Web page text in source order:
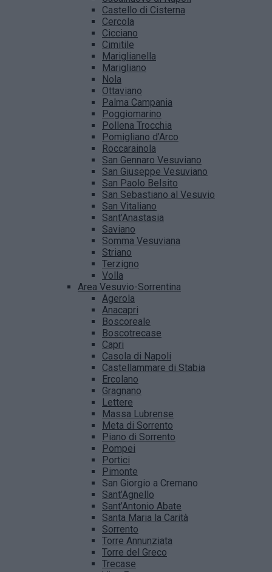
Castello di Cisterna
Cercola
Cicciano
Cimitile
Mariglianella
Marigliano
Nola
Ottaviano
Palma Campania
Poggiomarino
Pollena Trocchia
Pomigliano d’Arco
Roccarainola
San Gennaro Vesuviano
San Giuseppe Vesuviano
San Paolo Belsito
San Sebastiano al Vesuvio
San Vitaliano
Sant’Anastasia
Saviano
Somma Vesuviana
Striano
Terzigno
Volla
Area Vesuvio-Sorrentina
Agerola
Anacapri
Boscoreale
Boscotrecase
Capri
Casola di Napoli
Castellammare di Stabia
Ercolano
Gragnano
Lettere
Massa Lubrense
Meta di Sorrento
Piano di Sorrento
Pompei
Portici
Pimonte
San Giorgio a Cremano
Sant’Agnello
Sant’Antonio Abate
Santa Maria la Carità
Sorrento
Torre Annunziata
Torre del Greco
Trecase